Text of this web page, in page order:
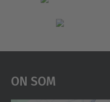
On Som